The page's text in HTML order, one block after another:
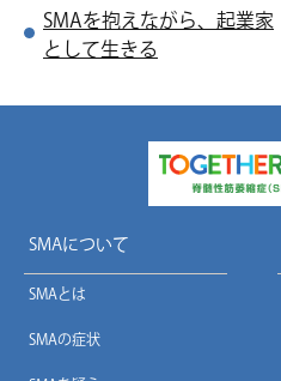
SMAを抱えながら、起業家
として生きる
SMAについて
SMAとは
SMAの症状